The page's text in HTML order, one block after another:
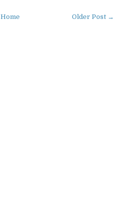
Older Post →
Home